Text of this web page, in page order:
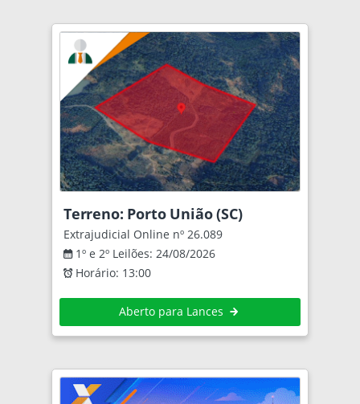
Terreno: Porto União (SC)
Extrajudicial Online nº 26.089
1º e 2º Leilões: 24/08/2026
Horário: 13:00
Aberto para Lances